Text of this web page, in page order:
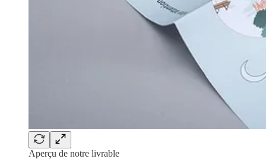
Aperçu de notre livrable